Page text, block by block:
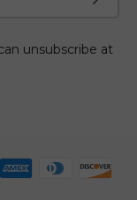
unsubscribe at